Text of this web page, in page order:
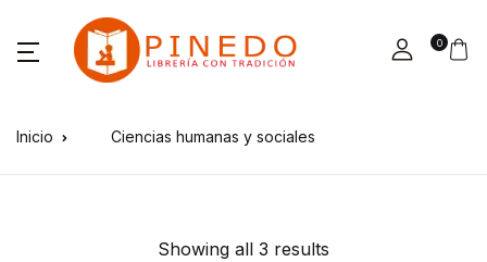
0
Inicio Ciencias humanas y sociales
Showing all 3 results